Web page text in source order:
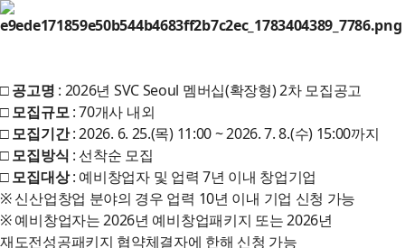
□ 공고명 : 2026년 SVC Seoul 멤버십(확장형) 2차 모집공고
□ 모집규모 : 70개사 내외
□ 모집기간 : 2026. 6. 25.(목) 11:00 ~ 2026. 7. 8.(수) 15:00까지
□ 모집방식 : 선착순 모집
□ 모집대상 : 예비창업자 및 업력 7년 이내 창업기업
※ 신산업창업 분야의 경우 업력 10년 이내 기업 신청 가능
※ 예비창업자는 2026년 예비창업패키지 또는 2026년
재도전성공패키지 협약체결자에 한해 신청 가능